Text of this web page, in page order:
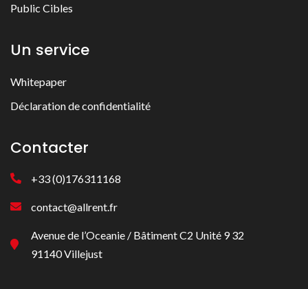
Public Cibles
Un service
Whitepaper
Déclaration de confidentialité
Contacter
+33 (0)176311168
contact@allrent.fr
Avenue de l’Oceanie / Bâtiment C2 Unité 9 32
91140 Villejust